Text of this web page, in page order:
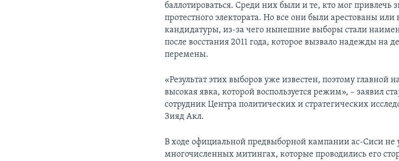
баллотироваться. Среди них были и те, кто мог привлечь
протестного электората. Но все они были арестованы
кандидатуры, из-за чего нынешние выборы стали
после восстания 2011 года, которое вызвало надежды на
перемены.
«Результат этих выборов уже известен, поэтому главной
высокая явка, которой воспользуется режим», – заявил
сотрудник Центра политических и стратегических
Зияд Акл.
В ходе официальной предвыборной кампании ас-Сиси не
многочисленных митингах, которые проводились его